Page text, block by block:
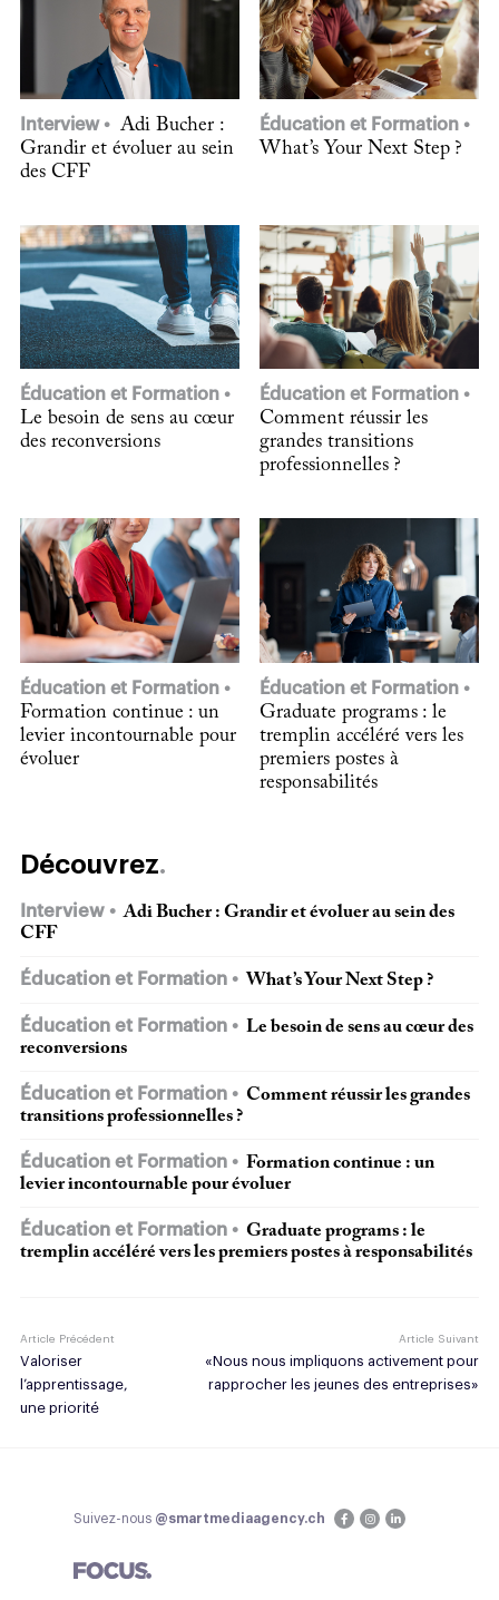
Interview
Adi Bucher :
Grandir et évoluer au sein
des CFF
Éducation et Formation
What’s Your Next Step ?
Éducation et Formation
Le besoin de sens au cœur
des reconversions
Éducation et Formation
Comment réussir les
grandes transitions
professionnelles ?
Éducation et Formation
Formation continue : un
levier incontournable pour
évoluer
Éducation et Formation
Graduate programs : le
tremplin accéléré vers les
premiers postes à
responsabilités
Découvrez
Interview
Adi Bucher : Grandir et évoluer au sein des
CFF
Éducation et Formation What’s Your Next Step ?
Éducation et Formation
Le besoin de sens au cœur des
reconversions
Éducation et Formation
Comment réussir les grandes
transitions professionnelles ?
Éducation et Formation
Formation continue : un
levier incontournable pour évoluer
Éducation et Formation
Graduate programs : le
tremplin accéléré vers les premiers postes à responsabilités
Article Précédent
Valoriser
l’apprentissage,
une priorité
Article Suivant
«Nous nous impliquons activement pour
rapprocher les jeunes des entreprises»
Suivez-nous @smartmediaagency.ch